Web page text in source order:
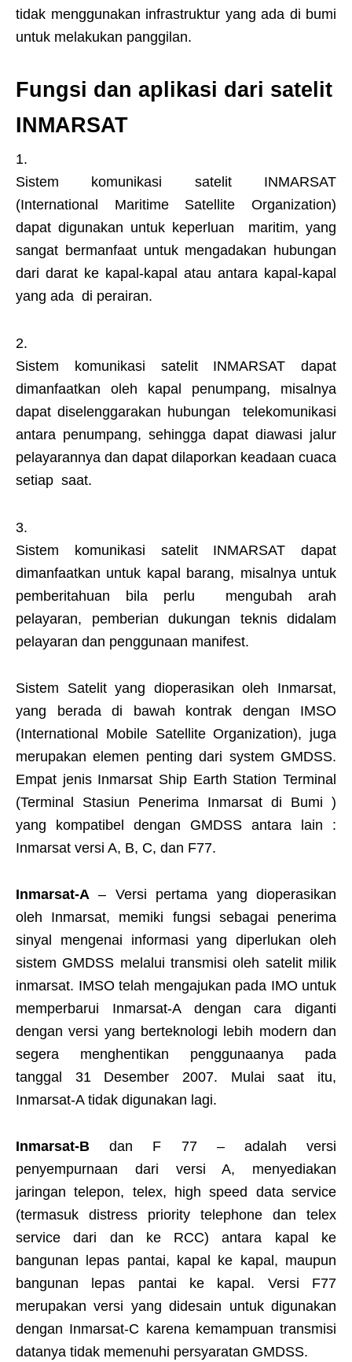
tidak menggunakan infrastruktur yang ada di bumi
untuk melakukan panggilan.
Fungsi dan aplikasi dari satelit
INMARSAT
Sistem komunikasi satelit INMARSAT
(International Maritime Satellite Organization)
dapat digunakan untuk keperluan maritim, yang
sangat bermanfaat untuk mengadakan hubungan
dari darat ke kapal-kapal atau antara kapal-kapal
yang ada di perairan.
Sistem komunikasi satelit INMARSAT dapat
dimanfaatkan oleh kapal penumpang, misalnya
dapat diselenggarakan hubungan telekomunikasi
antara penumpang, sehingga dapat diawasi jalur
pelayarannya dan dapat dilaporkan keadaan cuaca
setiap saat.
Sistem komunikasi satelit INMARSAT dapat
dimanfaatkan untuk kapal barang, misalnya untuk
pemberitahuan bila perlu mengubah arah
pelayaran, pemberian dukungan teknis didalam
pelayaran dan penggunaan manifest.
Sistem Satelit yang dioperasikan oleh Inmarsat,
yang berada di bawah kontrak dengan IMSO
(International Mobile Satellite Organization), juga
merupakan elemen penting dari system GMDSS.
Empat jenis Inmarsat Ship Earth Station Terminal
(Terminal Stasiun Penerima Inmarsat di Bumi )
yang kompatibel dengan GMDSS antara lain :
Inmarsat versi A, B, C, dan F77.
Inmarsat-A – Versi pertama yang dioperasikan
oleh Inmarsat, memiki fungsi sebagai penerima
sinyal mengenai informasi yang diperlukan oleh
sistem GMDSS melalui transmisi oleh satelit milik
inmarsat. IMSO telah mengajukan pada IMO untuk
memperbarui Inmarsat-A dengan cara diganti
dengan versi yang berteknologi lebih modern dan
segera menghentikan penggunaanya pada
tanggal 31 Desember 2007. Mulai saat itu,
Inmarsat-A tidak digunakan lagi.
Inmarsat-B dan F 77 – adalah versi
penyempurnaan dari versi A, menyediakan
jaringan telepon, telex, high speed data service
(termasuk distress priority telephone dan telex
service dari dan ke RCC) antara kapal ke
bangunan lepas pantai, kapal ke kapal, maupun
bangunan lepas pantai ke kapal. Versi F77
merupakan versi yang didesain untuk digunakan
dengan Inmarsat-C karena kemampuan transmisi
datanya tidak memenuhi persyaratan GMDSS.